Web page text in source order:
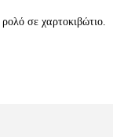
σε χαρτοκιβώτιο.